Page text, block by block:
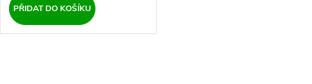
k
u
PŘIDAT DO KOŠÍKU